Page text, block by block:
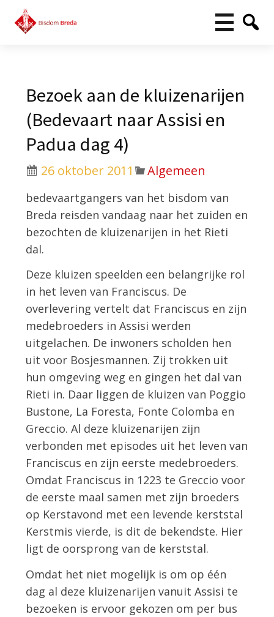
Bezoek aan de kluizenarijen
(Bedevaart naar Assisi en
Padua dag 4)
26 oktober 2011 Algemeen
bedevaartgangers van het bisdom van
Breda reisden vandaag naar het zuiden en
bezochten de kluizenarijen in het Rieti
dal.
Deze kluizen speelden een belangrijke rol
in het leven van Franciscus. De
overlevering vertelt dat Franciscus en zijn
medebroeders in Assisi werden
uitgelachen. De inwoners scholden hen
uit voor Bosjesmannen. Zij trokken uit
hun omgeving weg en gingen het dal van
Rieti in. Daar liggen de kluizen van Poggio
Bustone, La Foresta, Fonte Colomba en
Greccio. Al deze kluizenarijen zijn
verbonden met episodes uit het leven van
Franciscus en zijn eerste medebroeders.
Omdat Franciscus in 1223 te Greccio voor
de eerste maal samen met zijn broeders
op Kerstavond met een levende kerststal
Kerstmis vierde, is dit de bekendste. Hier
ligt de oorsprong van de kerststal.
Omdat het niet mogelijk is om op één
dag al deze kluizenarijen vanuit Assisi te
bezoeken is ervoor gekozen om per bus